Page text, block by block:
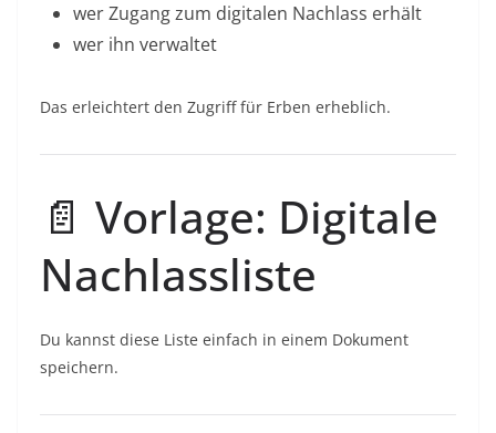
wer Zugang zum digitalen Nachlass erhält
wer ihn verwaltet
Das erleichtert den Zugriff für Erben erheblich.
📄 Vorlage: Digitale
Nachlassliste
Du kannst diese Liste einfach in einem Dokument
speichern.